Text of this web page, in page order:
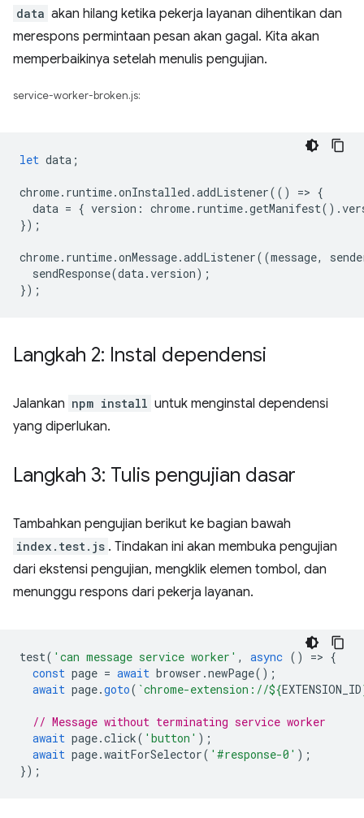
data akan hilang ketika pekerja layanan dihentikan dan
merespons permintaan pesan akan gagal. Kita akan
memperbaikinya setelah menulis pengujian.
service-worker-broken.js:
let data ;
chrome. runtime.onInstalled .addListener(() => {
data = { version : chrome. runtime.getManifest().
});
chrome. runtime.onMessage.addListener((message,
sendResponse(data.version);
});
Langkah 2: Instal dependensi
Jalankan npm install untuk menginstal dependensi
yang diperlukan.
Langkah 3: Tulis pengujian dasar
Tambahkan pengujian berikut ke bagian bawah
index.test.js . Tindakan ini akan membuka pengujian
dari ekstensi pengujian, mengklik elemen tombol, dan
menunggu respons dari pekerja layanan.
test( 'can message service worker' , async () => {
const page = await browser .newPage();
await page.goto( `chrome-extension://${EXTENSION_ID
// Message without terminating service worker
await page.click( 'button' );
await page.waitForSelector( '#response-0' );
});